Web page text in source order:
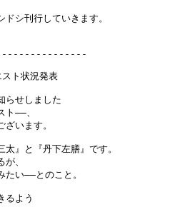
シ刊行していきます。
ト状況発表
らせしました
ト――、
います。
』と『丹下左膳』です。
、
い――とのこと。
るよう